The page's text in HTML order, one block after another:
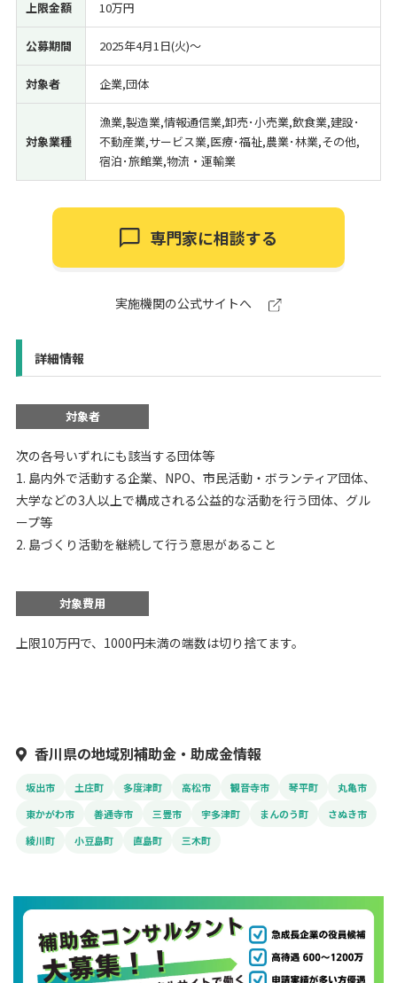
検索
上限金額 10万円
公募期間 2025年4月1日(火)〜
対象者 企業,団体
対象業種
漁業,製造業,情報通信業,卸売･小売業,飲食業,建設･
不動産業,サービス業,医療･福祉,農業･林業,その他,
宿泊･旅館業,物流・運輸業
専門家に相談する
実施機関の公式サイトへ
詳細情報
対象者
次の各号いずれにも該当する団体等
1. 島内外で活動する企業、NPO、市民活動・ボランティア団体、
大学などの3人以上で構成される公益的な活動を行う団体、グル
ープ等
2. 島づくり活動を継続して行う意思があること
対象費用
上限10万円で、1000円未満の端数は切り捨てます。
香川県の地域別補助金・助成金情報
坂出市 土庄町 多度津町 高松市 観音寺市 琴平町
丸亀市
東かがわ市
善通寺市 三豊市 宇多津町 まんのう町
さぬき市
綾川町
小豆島町 直島町 三木町